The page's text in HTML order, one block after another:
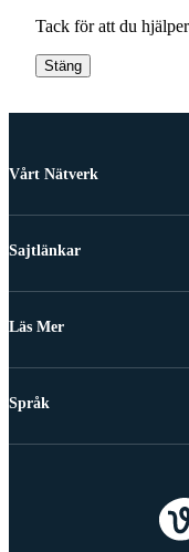
Tack för att du
Stäng
Vårt Nätverk
Sajtlänkar
Läs Mer
Språk